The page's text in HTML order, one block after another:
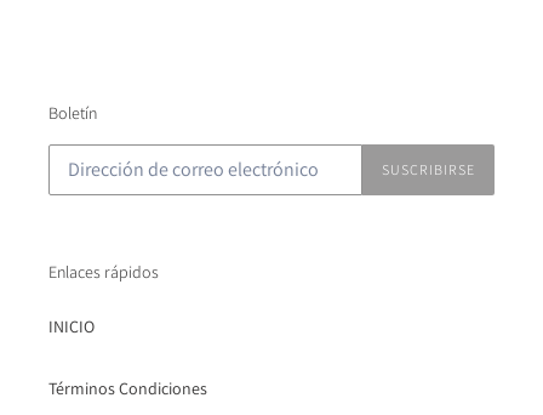
Boletín
SUSCRIBIRSE
Enlaces rápidos
INICIO
Términos Condiciones